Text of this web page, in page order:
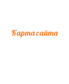
Карта сайта